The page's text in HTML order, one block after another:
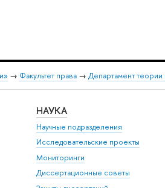
→ Факультет права→ Департамент теории
НАУКА
Научные подразделения
Исследовательские проекты
Мониторинги
Диссертационные советы